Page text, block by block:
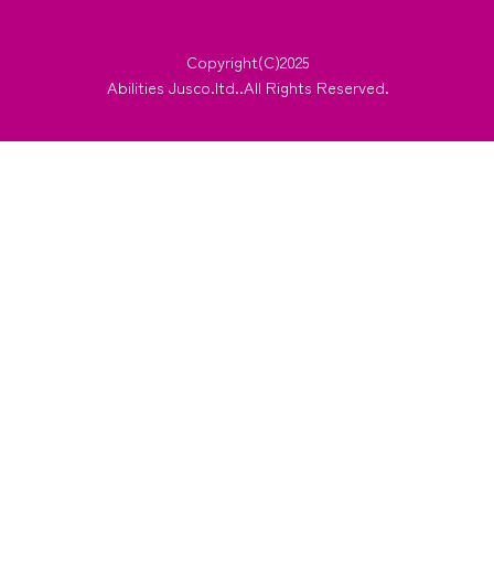
Copyright(C)2025
Abilities Jusco.ltd..All Rights Reserved.